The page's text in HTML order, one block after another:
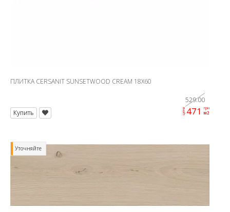
ПЛИТКА CERSANIT SUNSETWOOD CREAM 18X60
529.00
Купить
цена 471 грн
м2
Уточняйте